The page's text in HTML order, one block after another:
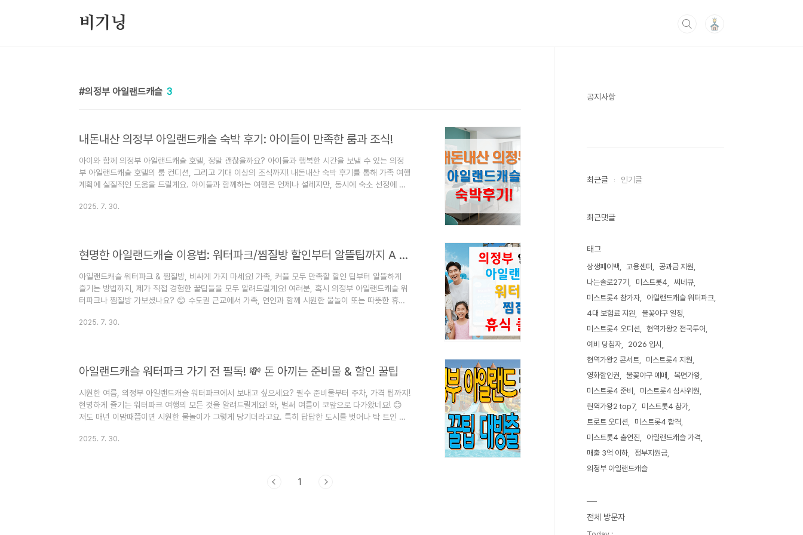
비기닝
의정부 아일랜드캐슬 3
내돈내산 의정부 아일랜드캐슬 숙박 후기: 아이들이 만족한 룸과 조식!
아이와 함께 의정부 아일랜드캐슬 호텔, 정말 괜찮을까요? 아이들과 행복한 시간을 보낼 수 있는 의정
부 아일랜드캐슬 호텔의 룸 컨디션, 그리고 기대 이상의 조식까지! 내돈내산 숙박 후기를 통해 가족 여행
계획에 실질적인 도움을 드릴게요. 아이들과 함께하는 여행은 언제나 설레지만, 동시에 숙소 선정에 대
그리고 무엇보다 아침 식사는 어떨지 궁금한 점이 한두 가지가 아니었죠. 의정부 아일랜드캐슬 호텔에
2025. 7. 30.
현명한 아일랜드캐슬 이용법: 워터파크/찜질방 할인부터 알뜰팁까지 A to Z
아일랜드캐슬 워터파크 & 찜질방, 비싸게 가지 마세요! 가족, 커플 모두 만족할 할인 팁부터 알뜰하게
즐기는 방법까지, 제가 직접 경험한 꿀팁들을 모두 알려드릴게요! 여러분, 혹시 의정부 아일랜드캐슬 워
터파크나 찜질방 가보셨나요? 😊 수도권 근교에서 가족, 연인과 함께 시원한 물놀이 또는 따뜻한 휴식
비싸게 가야 하나?' 싶었는데, 몇 번 다녀오면서 할인받는 방법이랑 알뜰하게 즐기는 노하우를 터득했답
2025. 7. 30.
아일랜드캐슬 워터파크 가기 전 필독! 💸 돈 아끼는 준비물 & 할인 꿀팁
시원한 여름, 의정부 아일랜드캐슬 워터파크에서 보내고 싶으세요? 필수 준비물부터 주차, 가격 팁까지!
현명하게 즐기는 워터파크 여행의 모든 것을 알려드릴게요! 와, 벌써 여름이 코앞으로 다가왔네요! 😊
저도 매년 이맘때쯤이면 시원한 물놀이가 그렇게 당기더라고요. 특히 답답한 도시를 벗어나 탁 트인 곳
챙겨야 할지, 주차는 어떻게 할지, 입장권은 또 어떻게 사야 이득일지 고민이 이만저만이 아니잖아요?
2025. 7. 30.
1
공지사항
최근글 인기글
최근댓글
태그
상생페이백 고용센터
공과금 지원
나는솔로27기
미스트롯4
씨네큐
미스트롯4 참가자
아일랜드캐슬 워터파크
4대 보험료 지원
불꽃야구 일정
미스트롯4 오디션
현역가왕2 전국투어
예비 당첨자
2026 입시
현역가왕2 콘서트
미스트롯4 지원
영화할인권
불꽃야구 예매
복면가왕
미스트롯4 준비
미스트롯4 심사위원
현역가왕2 top7
미스트롯4 참가
트로트 오디션
미스트롯4 합격
미스트롯4 출연진
아일랜드캐슬 가격
매출 3억 이하
정부지원금
의정부 아일랜드캐슬
전체 방문자